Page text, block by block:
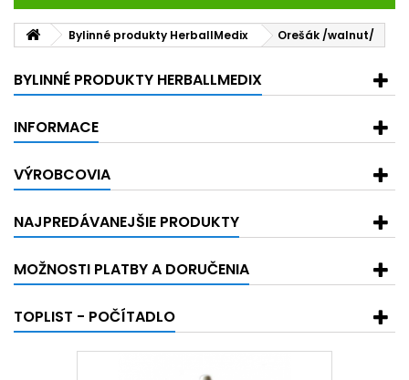
Bylinné produkty HerballMedix Orešák /walnut/
BYLINNÉ PRODUKTY HERBALLMEDIX
INFORMACE
VÝROBCOVIA
NAJPREDÁVANEJŠIE PRODUKTY
MOŽNOSTI PLATBY A DORUČENIA
TOPLIST - POČÍTADLO